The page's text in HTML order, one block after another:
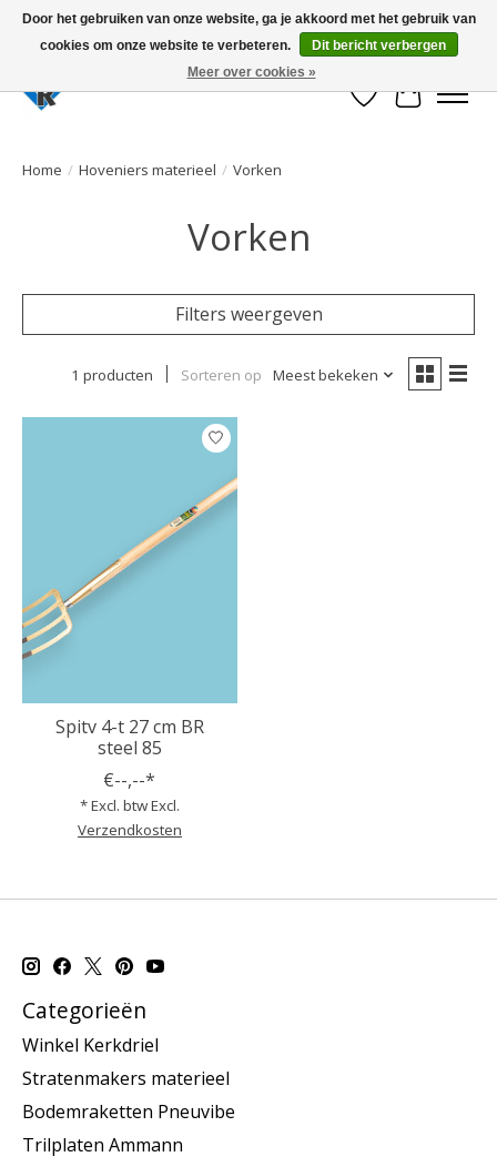
Large selection of products and fast shipping!
Verlanglijst
Home / Hoveniers materieel / Vorken
Vorken
Filters weergeven
1 producten Sorteren op Meest bekeken
Spitv 4-t 27 cm BR
steel 85
€--,--*
* Excl. btw Excl.
Verzendkosten
Categorieën
Winkel Kerkdriel
Stratenmakers materieel
Bodemraketten Pneuvibe
Trilplaten Ammann
Door het gebruiken van onze website, ga je akkoord met het gebruik van
cookies om onze website te verbeteren.
Dit bericht verbergen
Meer over cookies »